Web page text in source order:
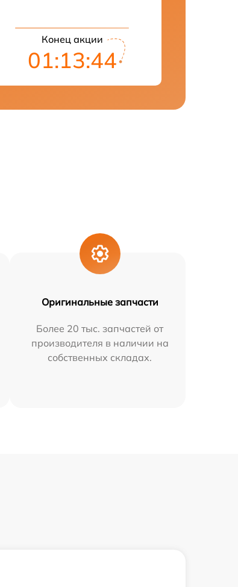
Конец акции
01:13:43
Оригинальные запчасти
Более 20 тыс. запчастей от
производителя в наличии на
собственных складах.